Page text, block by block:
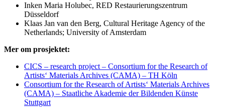
Inken Maria Holubec, RED Restaurierungszentrum
Düsseldorf
Klaas Jan van den Berg, Cultural Heritage Agency of the
Netherlands; University of Amsterdam
Mer om prosjektet:
CICS – research project – Consortium for the Research of
Artists‘ Materials Archives (CAMA) – TH Köln
Consortium for the Research of Artists‘ Materials Archives
(CAMA) – Staatliche Akademie der Bildenden Künste
Stuttgart